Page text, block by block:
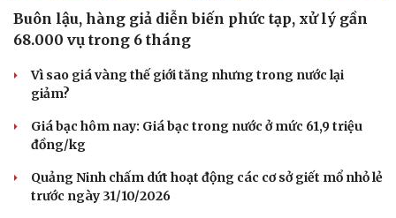
Kể chuyện cho bé
Hạt giống tâm hồn
Buôn lậu, hàng giả diễn biến phức tạp, xử lý gần
68.000 vụ trong 6 tháng
Vì sao giá vàng thế giới tăng nhưng trong nước lại
giảm?
Giá bạc hôm nay: Giá bạc trong nước ở mức 61,9 triệu
đồng/kg
Quảng Ninh chấm dứt hoạt động các cơ sở giết mổ nhỏ lẻ
trước ngày 31/10/2026